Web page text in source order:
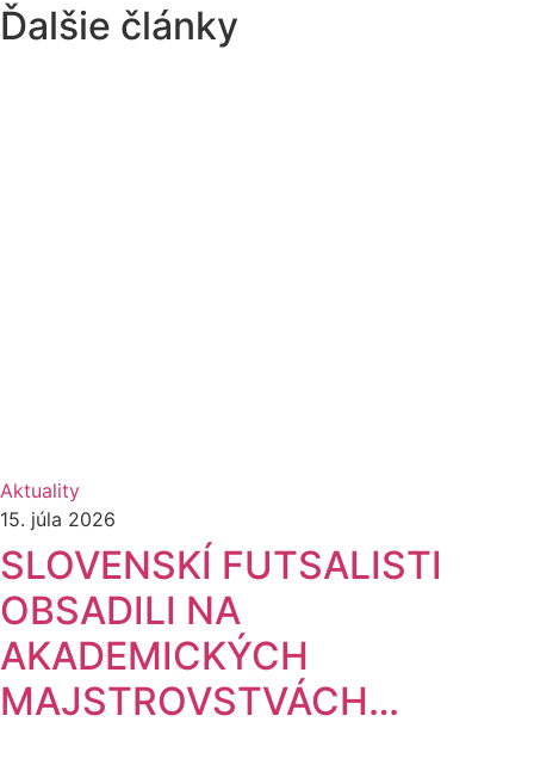
Ďalšie články
Aktuality
15. júla 2026
SLOVENSKÍ FUTSALISTI
OBSADILI NA
AKADEMICKÝCH
MAJSTROVSTVÁCH…